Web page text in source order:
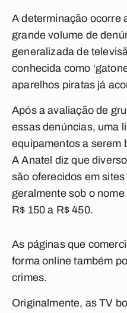
A determinação ocorre
grande volume de
generalizada de
conhecida como
aparelhos piratas já
Após a avaliação de
essas denúncias, uma
equipamentos a serem
A Anatel diz que
são oferecidos em
geralmente sob o
R$ 150 a R$ 450.
As páginas que
forma online também
crimes.
Originalmente, as TV